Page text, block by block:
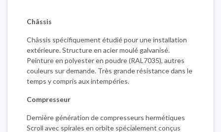
Châssis
Châssis spécifiquement étudié pour une installation
extérieure. Structure en acier moulé galvanisé.
Peinture en polyester en poudre (RAL7035), autres
couleurs sur demande. Très grande résistance dans le
temps y compris aux intempéries.
Compresseur
Dernière génération de compresseurs hermétiques
Scroll avec spirales en orbite spécialement conçus